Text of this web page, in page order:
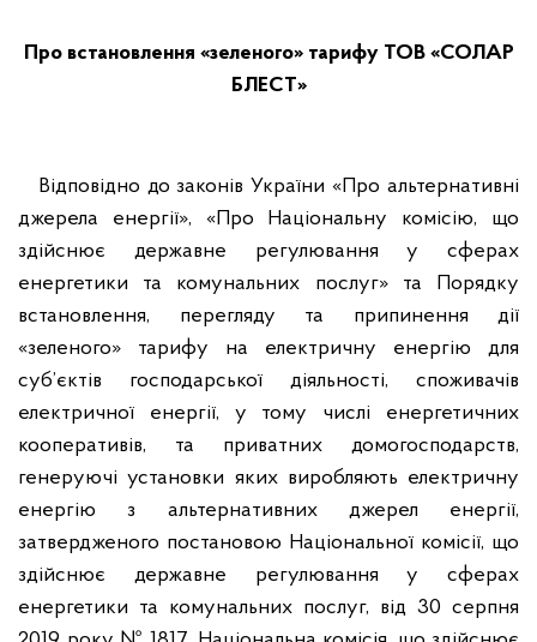
Про встановлення «зеленого» тарифу ТОВ «СОЛАР
БЛЕСТ»
Відповідно до законів України «Про альтернативні
джерела енергії», «Про Національну комісію, що
здійснює державне регулювання у сферах
енергетики та комунальних послуг» та Порядку
встановлення, перегляду та припинення дії
«зеленого» тарифу на електричну енергію для
суб’єктів господарської діяльності, споживачів
електричної енергії, у тому числі енергетичних
кооперативів, та приватних домогосподарств,
генеруючі установки яких виробляють електричну
енергію з альтернативних джерел енергії,
затвердженого постановою Національної комісії, що
здійснює державне регулювання у сферах
енергетики та комунальних послуг, від 30 серпня